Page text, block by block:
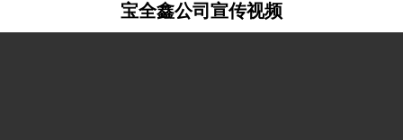
51La
宝全鑫公司宣传视频